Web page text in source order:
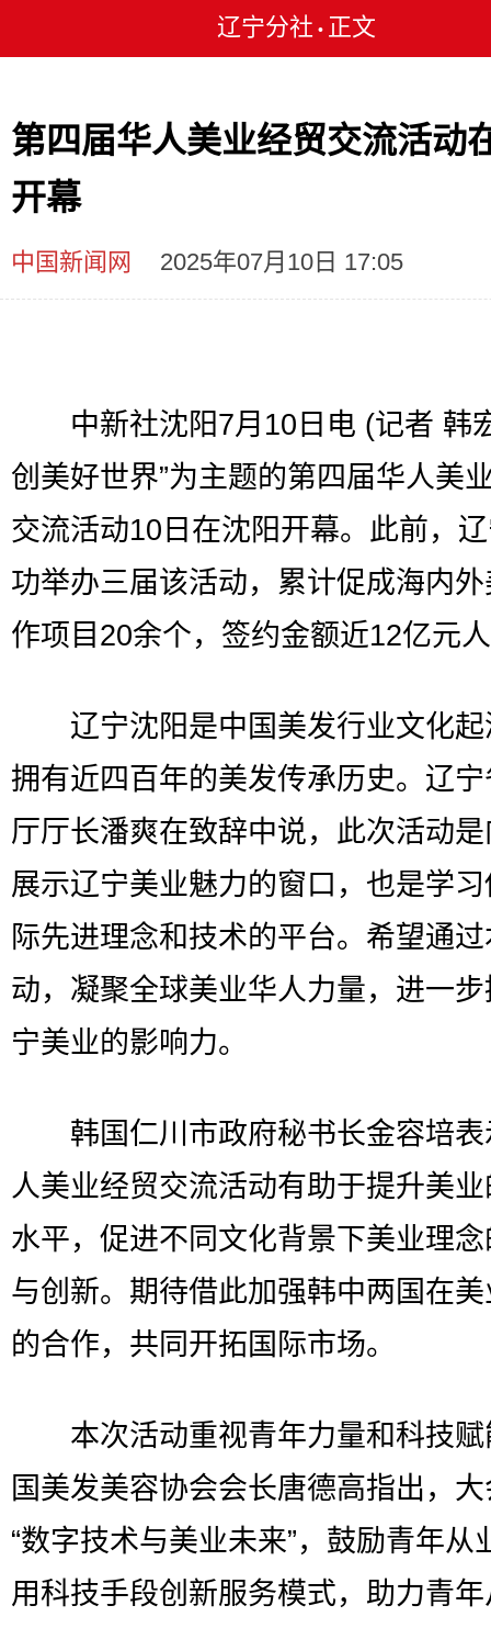
辽宁分社 • 正文
第四届华人美业经贸交流活动
开幕
中国新闻网 2025年07月10日 17:05
中新社沈阳7月10日电 (记者 韩
创美好世界”为主题的第四届华人美
交流活动10日在沈阳开幕。此前，
功举办三届该活动，累计促成海内
作项目20余个，签约金额近12亿元
辽宁沈阳是中国美发行业文化起
拥有近四百年的美发传承历史。辽
厅厅长潘爽在致辞中说，此次活动
展示辽宁美业魅力的窗口，也是学
际先进理念和技术的平台。希望通
动，凝聚全球美业华人力量，进一
宁美业的影响力。
韩国仁川市政府秘书长金容培表
人美业经贸交流活动有助于提升美
水平，促进不同文化背景下美业理
与创新。期待借此加强韩中两国在
的合作，共同开拓国际市场。
本次活动重视青年力量和科技赋
国美发美容协会会长唐德高指出，
“数字技术与美业未来”，鼓励青年从
用科技手段创新服务模式，助力青